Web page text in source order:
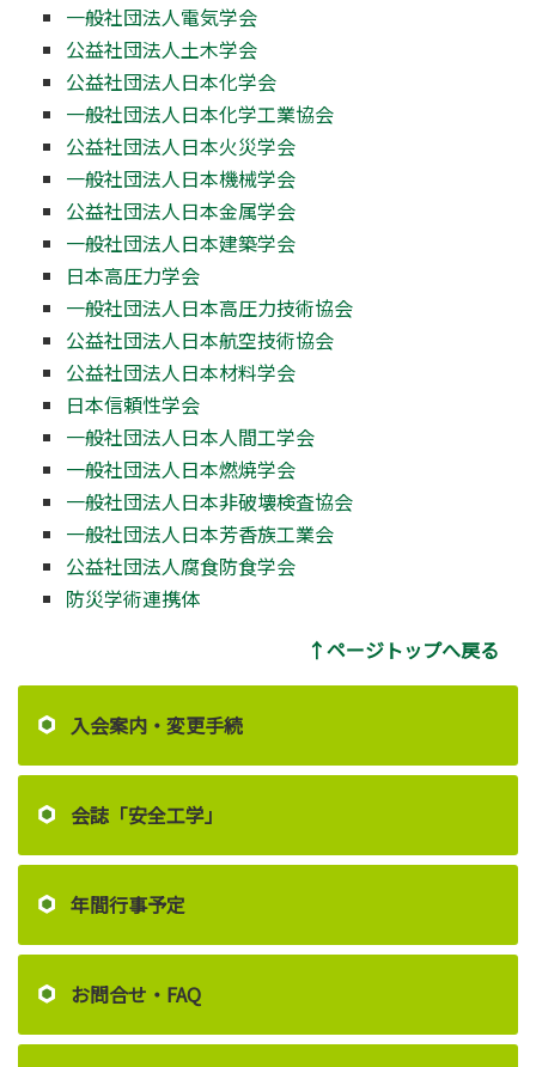
入会案内・変更手続
会誌「安全工学」
年間行事予定
お問合せ・FAQ
一般社団法人電気学会
公益社団法人土木学会
公益社団法人日本化学会
一般社団法人日本化学工業協会
公益社団法人日本火災学会
一般社団法人日本機械学会
公益社団法人日本金属学会
一般社団法人日本建築学会
日本高圧力学会
一般社団法人日本高圧力技術協会
公益社団法人日本航空技術協会
公益社団法人日本材料学会
日本信頼性学会
一般社団法人日本人間工学会
一般社団法人日本燃焼学会
一般社団法人日本非破壊検査協会
一般社団法人日本芳香族工業会
公益社団法人腐食防食学会
防災学術連携体
↑ページトップへ戻る